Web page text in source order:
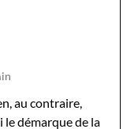
au contraire,
le démarque de la